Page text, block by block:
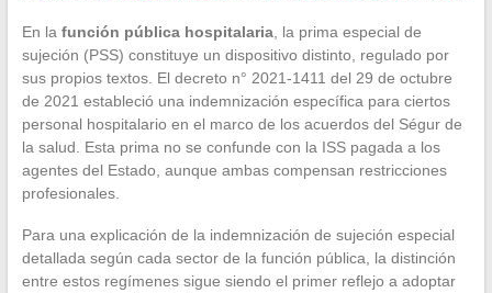
En la función pública hospitalaria, la prima especial de
sujeción (PSS) constituye un dispositivo distinto, regulado por
sus propios textos. El decreto n° 2021-1411 del 29 de octubre
de 2021 estableció una indemnización específica para ciertos
personal hospitalario en el marco de los acuerdos del Ségur de
la salud. Esta prima no se confunde con la ISS pagada a los
agentes del Estado, aunque ambas compensan restricciones
profesionales.
Para una explicación de la indemnización de sujeción especial
detallada según cada sector de la función pública, la distinción
entre estos regímenes sigue siendo el primer reflejo a adoptar